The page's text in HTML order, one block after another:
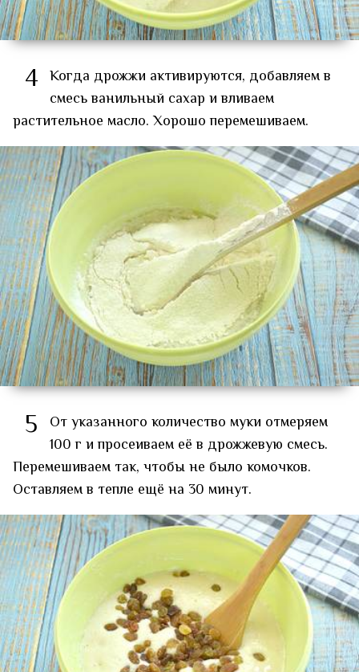
4 Когда дрожжи активируются, добавляем в
смесь ванильный сахар и вливаем
растительное масло. Хорошо перемешиваем.
5
От указанного количество муки отмеряем
100 г и просеиваем её в дрожжевую смесь.
Перемешиваем так, чтобы не было комочков.
Оставляем в тепле ещё на 30 минут.